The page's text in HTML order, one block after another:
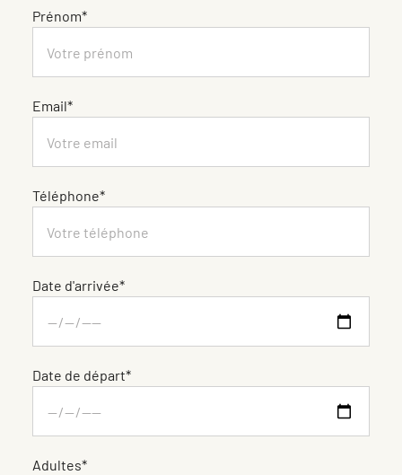
Prénom*
Email*
Téléphone*
Date d'arrivée*
Date de départ*
Adultes*